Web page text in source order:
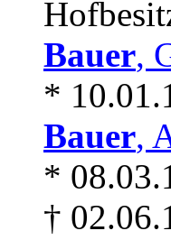
Bauer,
*
Bauer,
*
†